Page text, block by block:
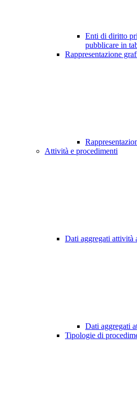
Enti di diritto
pubblicare in
Rappresentazione
Attività e procedimenti
Dati aggregati attività
Dati aggregati
Tipologie di